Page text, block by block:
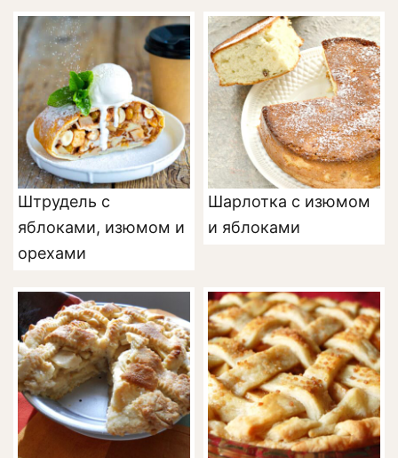
Штрудель с
яблоками, изюмом и
орехами
Шарлотка с изюмом
и яблоками